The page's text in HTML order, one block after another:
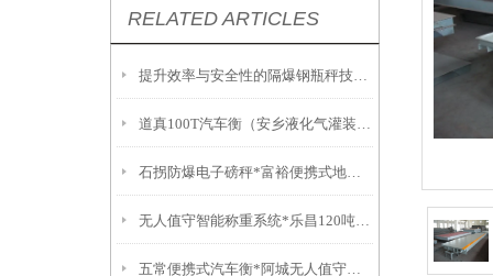
RELATED ARTICLES
提升效率与安全性的隔爆钢瓶秤技术解析
道真100T汽车衡（安乡液化气灌装秤）通道150T吊秤）汝城吊称
石拐防爆电子磅秤*富裕便携式地磅*固阳不锈钢油桶秤*乌达无人值守地磅
无人值守智能称重系统*乐昌120吨汽车衡*南雄防爆叉车秤*陵水无线吊磅
五常便携式汽车衡*阿城无人值守地磅*方正称重模块*宾县便携式汽车衡